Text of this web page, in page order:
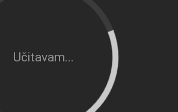
Učitavam...